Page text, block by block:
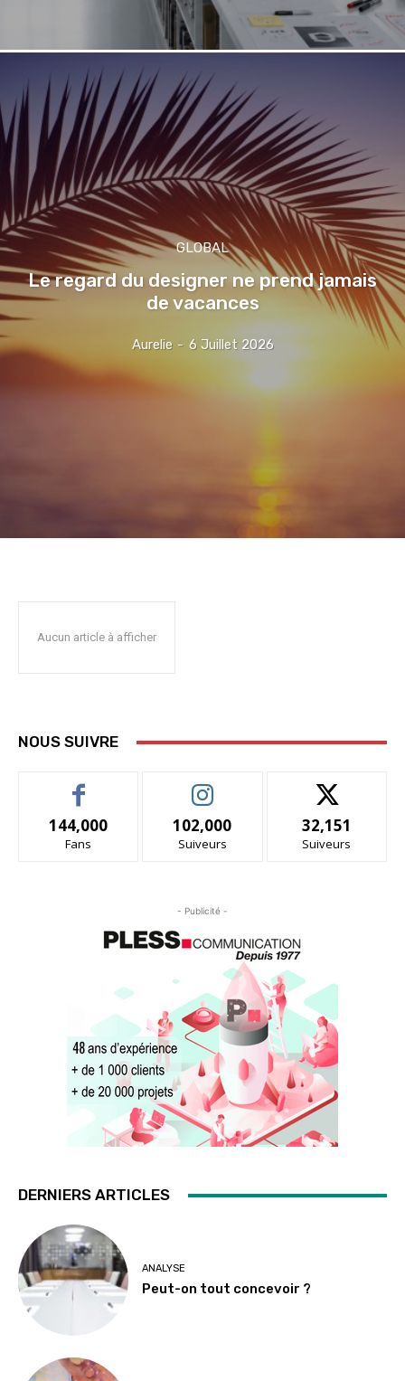
GLOBAL
Le regard du designer ne prend jamais
de vacances
Aurelie - 6 Juillet 2026
Aucun article à afficher
NOUS SUIVRE
144,000
Fans
102,000
Suiveurs
32,151
Suiveurs
- Publicité -
DERNIERS ARTICLES
ANALYSE
Peut-on tout concevoir ?